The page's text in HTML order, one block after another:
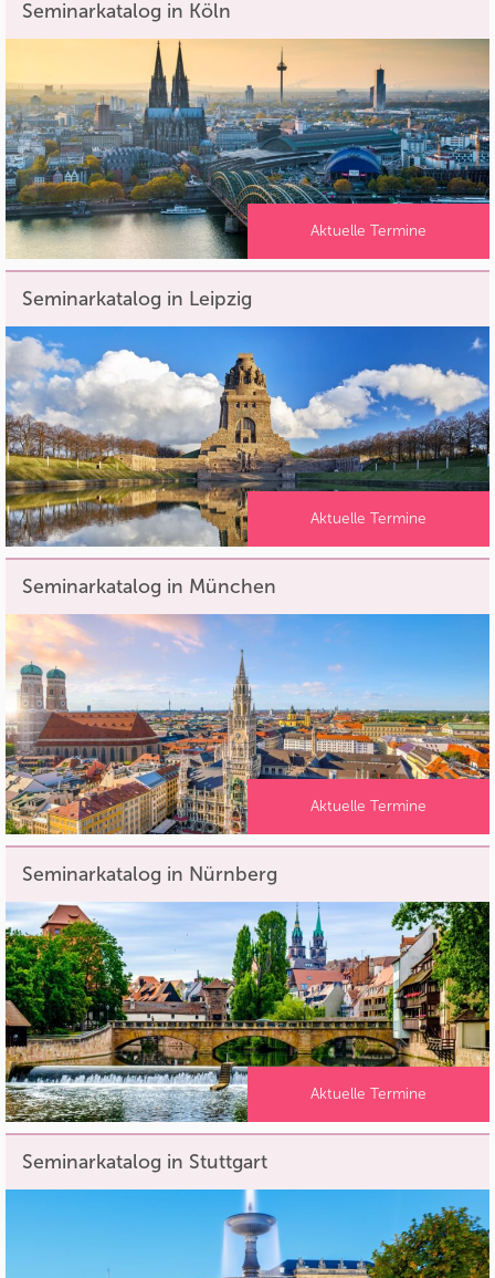
Seminarkatalog in Köln
Aktuelle Termine
Seminarkatalog in Leipzig
Aktuelle Termine
Seminarkatalog in München
Aktuelle Termine
Seminarkatalog in Nürnberg
Aktuelle Termine
Seminarkatalog in Stuttgart